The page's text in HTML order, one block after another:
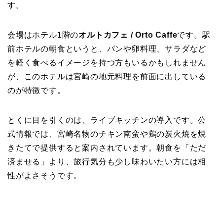
す。
会場はホテル1階のオルトカフェ / Orto Caffeです。駅
前ホテルの朝食というと、パンや卵料理、サラダなど
を軽く食べるイメージを持つ方もいるかもしれません
が、このホテルは宮崎の地元料理を前面に出している
のが特徴です。
とくに目を引くのは、ライブキッチンの導入です。公
式情報では、宮崎名物のチキン南蛮や鶏の炭火焼を焼
きたてで提供すると案内されています。朝食を「ただ
済ませる」より、旅行気分も少し味わいたい方には相
性がよさそうです。